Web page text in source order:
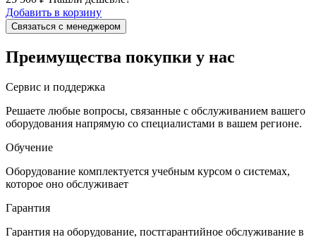
Добавить в корзину
Связаться с менеджером
Преимущества покупки у нас
Сервис и поддержка
Решаете любые вопросы, связанные с обслуживанием вашего
оборудования напрямую со специалистами в вашем регионе.
Обучение
Оборудование комплектуется учебным курсом о системах,
которое оно обслуживает
Гарантия
Гарантия на оборудование, постгарантийное обслуживание в